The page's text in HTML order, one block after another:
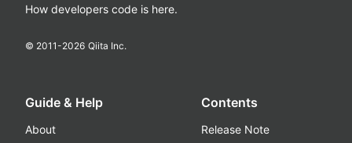
How developers code is here.
© 2011-2026 Qiita Inc.
Guide & Help
About
Contents
Release Note